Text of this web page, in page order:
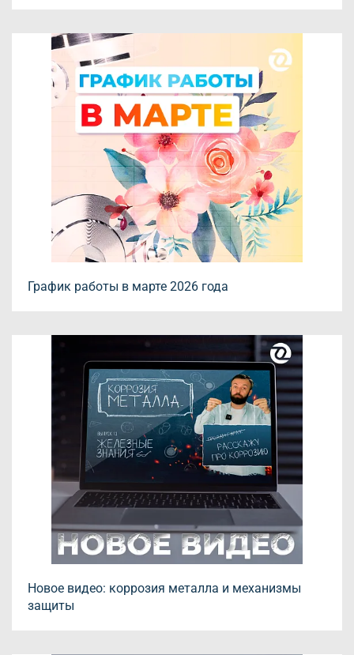
График работы в марте 2026 года
Новое видео: коррозия металла и механизмы
защиты